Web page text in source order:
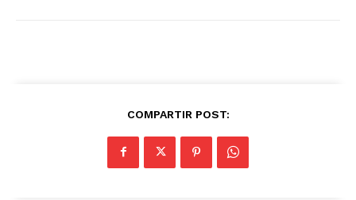
COMPARTIR POST: